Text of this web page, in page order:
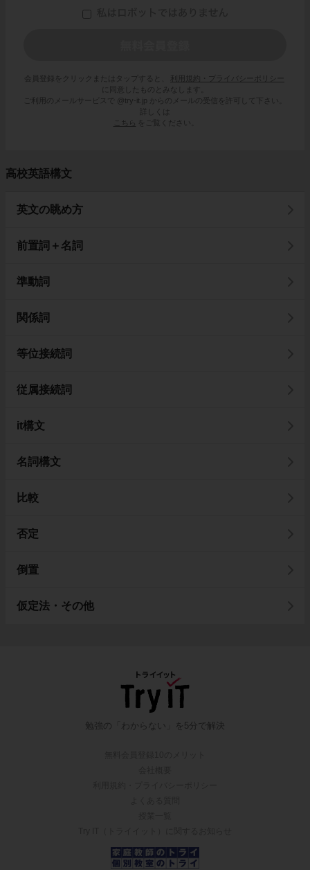
会員登録をクリックまたはタップすると、
利用規約・プライバシーポリシー
に同意したものとみなします。
ご利用のメールサービスで @try-it.jp からのメールの受信を許可して下さい。
詳しくは
こちら
をご覧ください。
高校英語構文
英文の眺め方
前置詞＋名詞
準動詞
関係詞
等位接続詞
従属接続詞
it構文
名詞構文
比較
否定
倒置
仮定法・その他
勉強の「わからない」を5分で解決